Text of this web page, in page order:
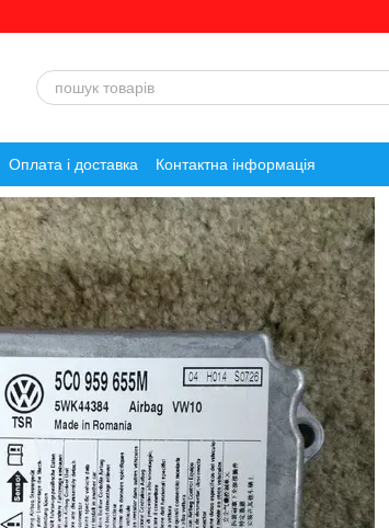
Оплата і доставка Контактна інформація